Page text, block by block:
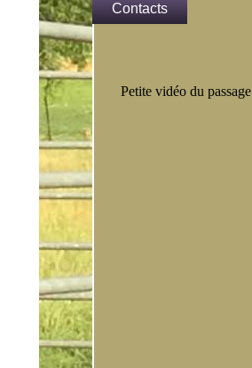
Le standard
Contacts
Petite vidéo du